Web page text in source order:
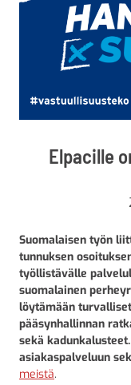
Elpacille
Suomalaisen työn
tunnuksen
työllistävälle
suomalainen
löytämään
pääsynhallinnan
sekä
asiakaspalveluun
meistä.